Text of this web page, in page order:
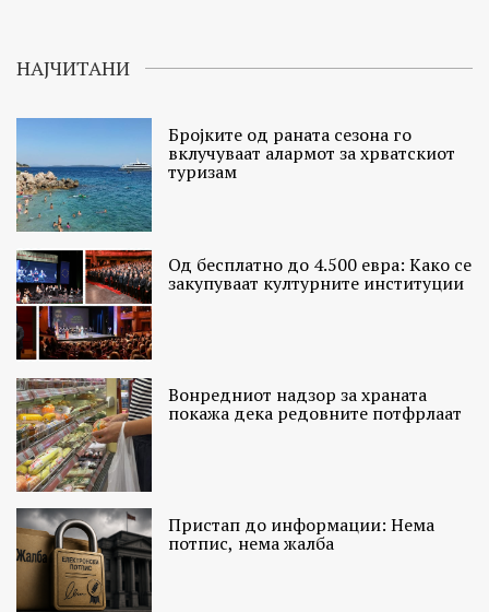
НАЈЧИТАНИ
Бројките од раната сезона го
вклучуваат алармот за хрватскиот
туризам
Од бесплатно до 4.500 евра: Како се
закупуваат културните институции
Вонредниот надзор за храната
покажа дека редовните потфрлаат
Пристап до информации: Нема
потпис, нема жалба